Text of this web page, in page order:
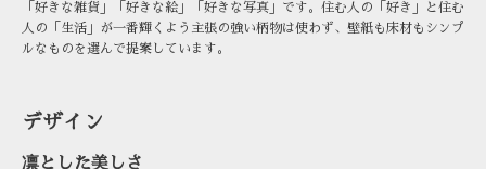
「好きな雑貨」「好きな絵」「好きな写真」です。住む人の「好き」と住む
人の「生活」が一番輝くよう主張の強い柄物は使わず、壁紙も床材もシンプ
ルなものを選んで提案しています。
デザイン
凛とした美しさ